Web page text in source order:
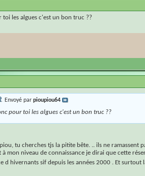
toi les algues c'est un bon truc ??
Envoyé par pioupiou64
pour toi les algues c'est un bon truc ??
tu cherches tjs la pitite bête. .. ils ne ramassent
à mon niveau de connaissance je dirai que cette
d hivernants sif depuis les années 2000 . Et surtout